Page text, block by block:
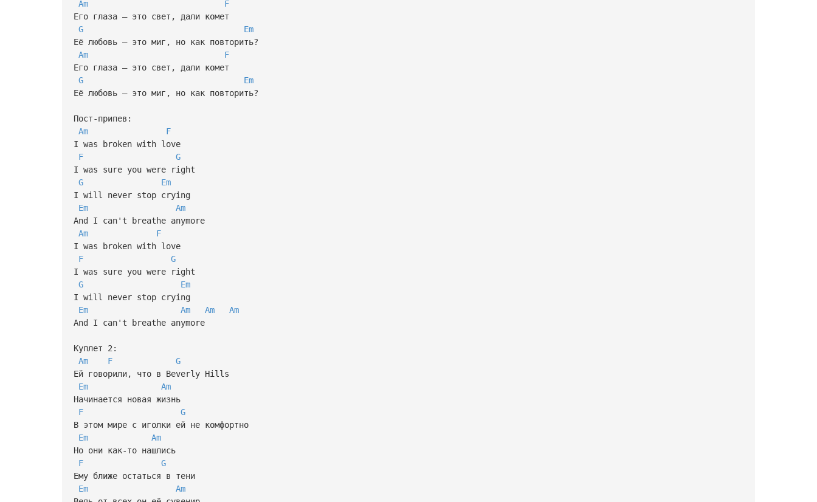
Am
F
Его глаза — это свет, дали комет
G
Em
Её любовь — это миг, но как повторить?
Am
F
Его глаза — это свет, дали комет
G
Em
Её любовь — это миг, но как повторить?
Пост-припев:
Am
F
I was broken with love
F
G
I was sure you were right
G
Em
I will never stop crying
Em
Am
And I can't breathe anymore
Am
F
I was broken with love
F
G
I was sure you were right
G
Em
I will never stop crying
Em
Am Am
Am
And I can't breathe anymore
Куплет 2:
Am
F
G
Ей говорили, что в Beverly Hills
Em
Am
Начинается новая жизнь
F
G
В этом мире с иголки ей не комфортно
Em
Am
Но они как-то нашлись
F
G
Ему ближе остаться в тени
Em
Am